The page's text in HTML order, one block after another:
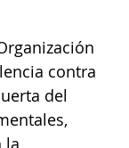
contra
del
la